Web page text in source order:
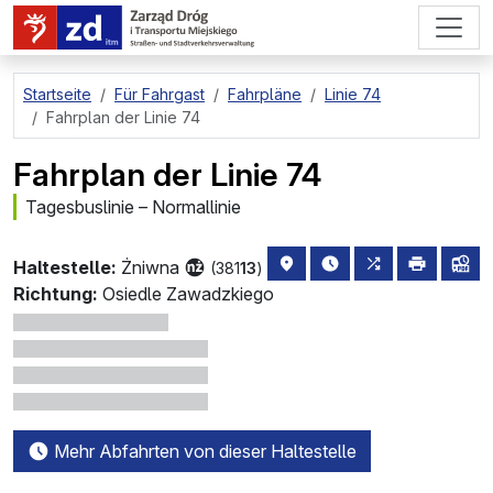
zum Hauptinhalt springen
Startseite Für Fahrgast Fahrpläne
Linie 74
Fahrplan der Linie 74
Fahrplan der Linie 74
Tagesbuslinie – Normallinie
Haltestelle: Żniwna (38113) Haltestellenstandort auf
die nächsten
alle Linien,
drucken
Richtung: Osiedle Zawadzkiego
Mehr Abfahrten von dieser Haltestelle